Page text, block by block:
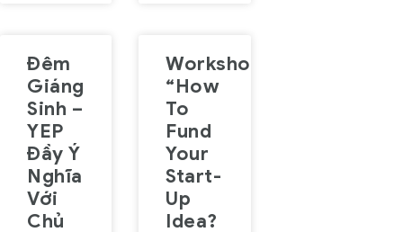
Đêm
Giáng
Sinh –
YEP
Đầy Ý
Nghĩa
Với
Chủ
Workshop
“How
To
Fund
Your
Start-
Up
Idea?